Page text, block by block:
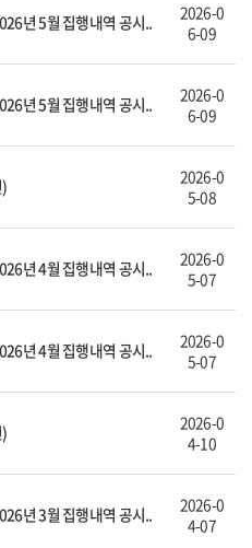
년 5월 집행내역 공시..
2026-0
6-09
년 5월 집행내역 공시..
2026-0
6-09
2026-0
5-08
년 4월 집행내역 공시..
2026-0
5-07
년 4월 집행내역 공시..
2026-0
5-07
2026-0
4-10
년 3월 집행내역 공시..
2026-0
4-07